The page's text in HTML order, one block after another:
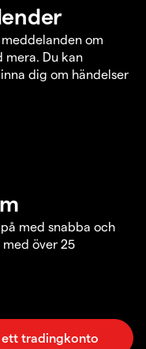
om
mera. Du kan
dig om händelser
med snabba och
över 25